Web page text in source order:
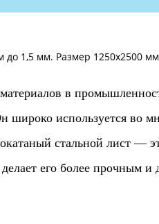
до 1,5 мм. Размер 1250х2500
в
используется во
стальной лист —
его более прочным